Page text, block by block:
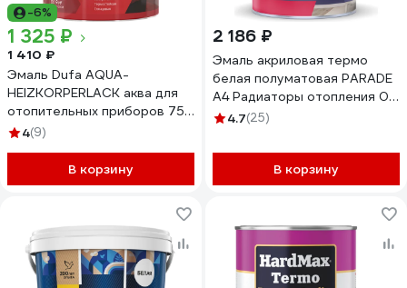
-6%
1 325 ₽
1 410 ₽
Эмаль Dufa AQUA-
HEIZKORPERLACK аква для
отопительных приборов 750
мл Н0000004135
4(9)
В корзину
2 186 ₽
Эмаль акриловая термо
белая полуматовая PARADE
А4 Радиаторы отопления 0,9
л Россия 90003187636
4.7(25)
В корзину